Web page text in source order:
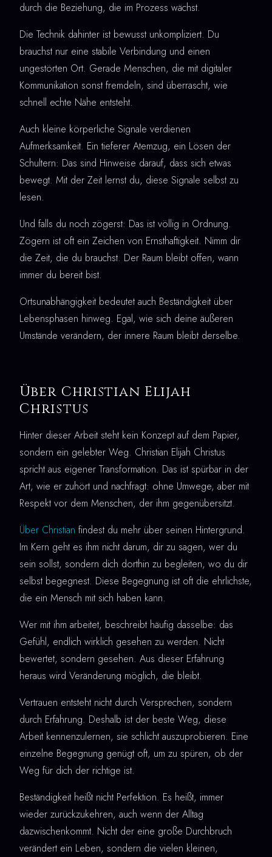
durch die Beziehung, die im Prozess wächst.
Die Technik dahinter ist bewusst unkompliziert. Du
brauchst nur eine stabile Verbindung und einen
ungestörten Ort. Gerade Menschen, die mit digitaler
Kommunikation sonst fremdeln, sind überrascht, wie
schnell echte Nähe entsteht.
Auch kleine körperliche Signale verdienen
Aufmerksamkeit. Ein tieferer Atemzug, ein Lösen der
Schultern: Das sind Hinweise darauf, dass sich etwas
bewegt. Mit der Zeit lernst du, diese Signale selbst zu
lesen.
Und falls du noch zögerst: Das ist völlig in Ordnung.
Zögern ist oft ein Zeichen von Ernsthaftigkeit. Nimm dir
die Zeit, die du brauchst. Der Raum bleibt offen, wann
immer du bereit bist.
Ortsunabhängigkeit bedeutet auch Beständigkeit über
Lebensphasen hinweg. Egal, wie sich deine äußeren
Umstände verändern, der innere Raum bleibt derselbe.
Über Christian Elijah
Christus
Hinter dieser Arbeit steht kein Konzept auf dem Papier,
sondern ein gelebter Weg. Christian Elijah Christus
spricht aus eigener Transformation. Das ist spürbar in der
Art, wie er zuhört und nachfragt: ohne Umwege, aber mit
Respekt vor dem Menschen, der ihm gegenübersitzt.
Über Christian findest du mehr über seinen Hintergrund.
Im Kern geht es ihm nicht darum, dir zu sagen, wer du
sein sollst, sondern dich dorthin zu begleiten, wo du dir
selbst begegnest. Diese Begegnung ist oft die ehrlichste,
die ein Mensch mit sich haben kann.
Wer mit ihm arbeitet, beschreibt häufig dasselbe: das
Gefühl, endlich wirklich gesehen zu werden. Nicht
bewertet, sondern gesehen. Aus dieser Erfahrung
heraus wird Veränderung möglich, die bleibt.
Vertrauen entsteht nicht durch Versprechen, sondern
durch Erfahrung. Deshalb ist der beste Weg, diese
Arbeit kennenzulernen, sie schlicht auszuprobieren. Eine
einzelne Begegnung genügt oft, um zu spüren, ob der
Weg für dich der richtige ist.
Beständigkeit heißt nicht Perfektion. Es heißt, immer
wieder zurückzukehren, auch wenn der Alltag
dazwischenkommt. Nicht der eine große Durchbruch
verändert ein Leben, sondern die vielen kleinen,